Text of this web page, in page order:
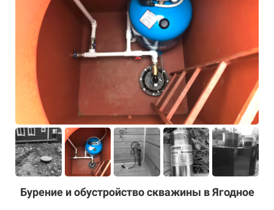
Бурение и обустройство скважины в Ягодное